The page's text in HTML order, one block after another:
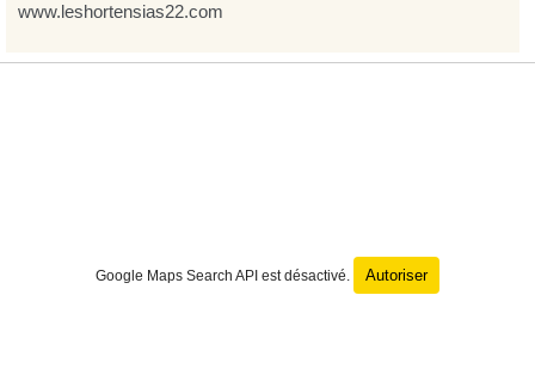
www.leshortensias22.com
Google Maps Search API est désactivé. Autoriser